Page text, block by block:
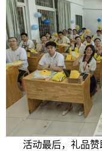
活动最后，礼品赞